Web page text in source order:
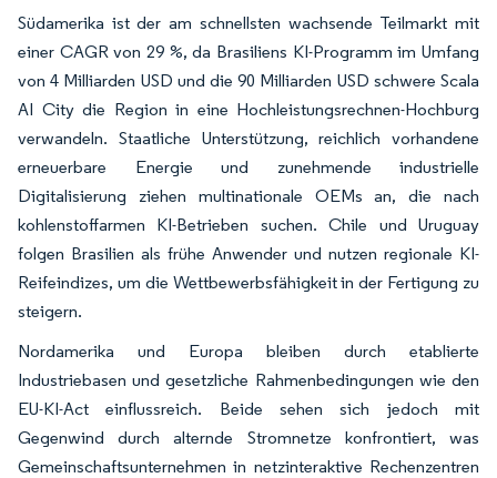
Südamerika ist der am schnellsten wachsende Teilmarkt mit
einer CAGR von 29 %, da Brasiliens KI-Programm im Umfang
von 4 Milliarden USD und die 90 Milliarden USD schwere Scala
AI City die Region in eine Hochleistungsrechnen-Hochburg
verwandeln. Staatliche Unterstützung, reichlich vorhandene
erneuerbare Energie und zunehmende industrielle
Digitalisierung ziehen multinationale OEMs an, die nach
kohlenstoffarmen KI-Betrieben suchen. Chile und Uruguay
folgen Brasilien als frühe Anwender und nutzen regionale KI-
Reifeindizes, um die Wettbewerbsfähigkeit in der Fertigung zu
steigern.
Nordamerika und Europa bleiben durch etablierte
Industriebasen und gesetzliche Rahmenbedingungen wie den
EU-KI-Act einflussreich. Beide sehen sich jedoch mit
Gegenwind durch alternde Stromnetze konfrontiert, was
Gemeinschaftsunternehmen in netzinteraktive Rechenzentren